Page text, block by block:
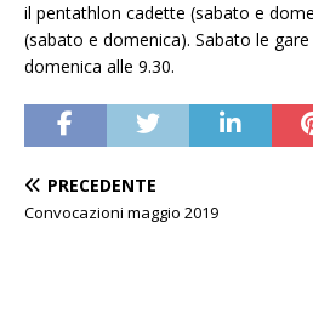
il pentathlon cadette (sabato e
(sabato e domenica). Sabato le
domenica alle 9.30.
PRECEDENTE
Convocazioni maggio 2019